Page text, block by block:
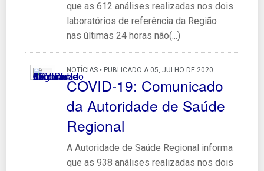
que as 612 análises realizadas nos dois
laboratórios de referência da Região
nas últimas 24 horas não(...)
NOTÍCIAS • PUBLICADO A 05, JULHO DE 2020
COVID-19: Comunicado
da Autoridade de Saúde
Regional
A Autoridade de Saúde Regional informa
que as 938 análises realizadas nos dois